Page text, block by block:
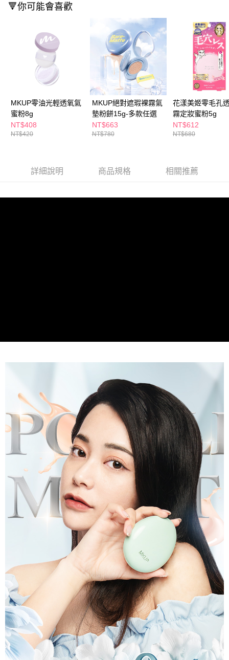
ATM／網路銀行／等多元方式進行付款，方視為交易完成。
購買商品的店家。未經商家同意取消之訂單仍視為有效，需透過AFTEE先享
後付繳納相關費用。
※ 交易是否成功請以「AFTEE先享後付 」之結帳頁面顯示為準，若有關於
是否繳費成功／繳費後需取消欲退款等相關疑問，請聯繫「AFTEE先享後付
客戶支援中心」https://netprotections.freshdesk.com/support/home
【注意事項】
１．透過由恩沛科技股份有限公司提供之「AFTEE先享後付」服務完成之交
易，需依本服務之必要範圍內提供個人資料，並將交易相關給付款項請求債
權轉讓予恩沛科技股份有限公司。
２．關於個人資料處理事宜，請瀏覽以下網址：
https://aftee.tw/terms/#terms3
３．未成年的使用者請事先徵得法定代理人或監護人之同意方可使用
時審查核予不同之上限額度；若仍有額度不足之情形，本公司將視審查結果
恩沛科技股份有限公司將有權停止該用戶之使用額度並採取法律行動。
萊爾富取貨付款
每筆NT$65，滿NT$490(含以上)免運費
付款後萊爾富取貨
每筆NT$65，滿NT$490(含以上)免運費
7-11取貨付款
每筆NT$65，滿NT$490(含以上)免運費
付款後7-11取貨
每筆NT$65，滿NT$490(含以上)免運費
付款後寶雅門市自取(由倉庫統一出貨)
🔻你可能會喜歡
MKUP零油光輕透氧氣
蜜粉8g
NT$408
NT$420
MKUP絕對遮瑕裸霧氣
墊粉餅15g-多款任選
NT$663
NT$780
花漾美姬零毛孔
霧定妝蜜粉5g
NT$612
NT$680
詳細說明 商品規格 相關推薦